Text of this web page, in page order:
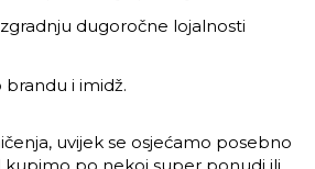
dugoročne lojalnosti
brandu i imidž.
uvijek se osjećamo posebno